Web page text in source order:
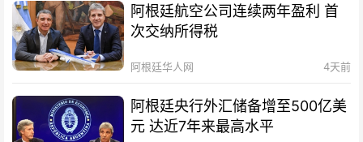
阿根廷航空公司连续两年盈利 首
次交纳所得税
阿根廷华人网 4天前
阿根廷央行外汇储备增至500亿美
元 达近7年来最高水平